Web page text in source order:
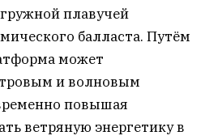
плавучей
балласта. Путём
может
и волновым
повышая
ветряную энергетику в